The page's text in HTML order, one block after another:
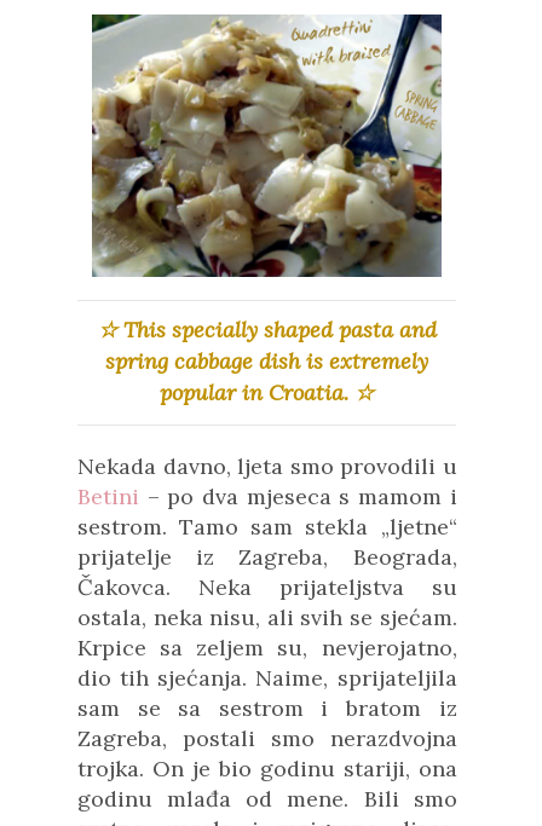
☆ This specially shaped pasta and
spring cabbage dish is extremely
popular in Croatia. ☆
Nekada davno, ljeta smo provodili u
Betini – po dva mjeseca s mamom i
sestrom. Tamo sam stekla „ljetne“
prijatelje iz Zagreba, Beograda,
Čakovca. Neka prijateljstva su
ostala, neka nisu, ali svih se sjećam.
Krpice sa zeljem su, nevjerojatno,
dio tih sjećanja. Naime, sprijateljila
sam se sa sestrom i bratom iz
Zagreba, postali smo nerazdvojna
trojka. On je bio godinu stariji, ona
godinu mlađa od mene. Bili smo